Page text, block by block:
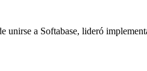
unirse a Softabase, lideró